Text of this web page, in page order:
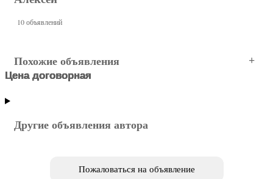
10 объявлений
Похожие объявления
Цена договорная
Цена договорная
Цена договорная
Цена договорная
Цена договорная
Другие объявления автора
Пожаловаться на объявление